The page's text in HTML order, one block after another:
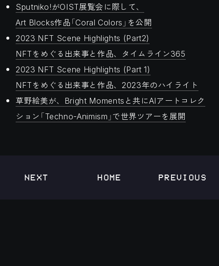
Sputniko!がOIST展覧会に際して、
Art Blocks作品「Coral Colors」を公開
2023 NFT Scene Highlights (Part2)
NFTをめぐる出来事と作品、タイムライン365
2023 NFT Scene Highlights (Part 1)
NFTをめぐる出来事と作品、2023年のハイライト
草野絵美が、Bright Momentsと共にAIアートコレク
ション「Techno-Animism」で世界ツアーを展開
NEXT HOME PREVIOUS